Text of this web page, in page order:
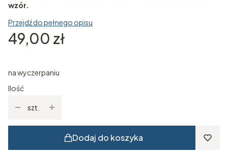
wzór.
Przejdź do pełnego opisu
Cena
49,00 zł
na wyczerpaniu
Ilość
szt.
Dodaj do koszyka